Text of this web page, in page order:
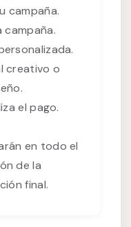
campaña.
campaña.
creativo o
el pago.
en todo el
de la
final.